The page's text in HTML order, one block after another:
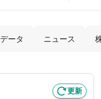
ータ ニュース
更新